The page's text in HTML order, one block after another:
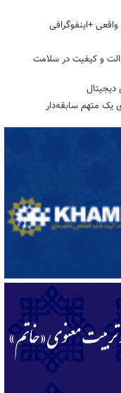
+اینفوگرافی
و کیفیت در سلامت
متهم سابقه‌دار